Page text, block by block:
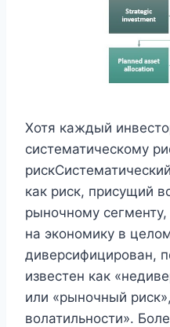
Хотя каждый
систематическому
как риск, присущий
рыночному
на экономику в
диверсифицирован,
известен как
или «рыночный
волатильности».